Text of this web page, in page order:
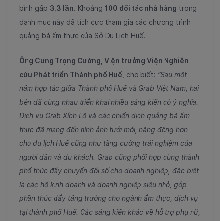
bình gấp 3,3 lần. Khoảng 100 đối tác nhà hàng trong
danh mục này đã tích cực tham gia các chương trình
quảng bá ẩm thực của Sở Du Lịch Huế.
Ông Cung Trọng Cường, Viện trưởng Viện Nghiên
cứu Phát triển Thành phố Huế , cho biết: “Sau một
năm hợp tác giữa Thành phố Huế và Grab Việt Nam, hai
bên đã cùng nhau triển khai nhiều sáng kiến có ý nghĩa.
Dịch vụ Grab Xích Lô và các chiến dịch quảng bá ẩm
thực đã mang đến hình ảnh tưới mới, năng động hơn
cho du lịch Huế cũng như tăng cường trải nghiệm của
người dân và du khách. Grab cũng phối hợp cùng thành
phố thúc đẩy chuyển đổi số cho doanh nghiệp, đặc biệt
là các hộ kinh doanh và doanh nghiệp siêu nhỏ, góp
phần thúc đẩy tăng trưởng cho ngành ẩm thực, dịch vụ
tại thành phố Huế. Các sáng kiến khác về hỗ trợ phụ nữ,